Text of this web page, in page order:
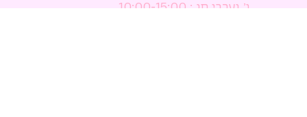
ו׳ וערבי חג : 10:00-15:00